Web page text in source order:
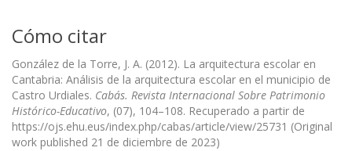
Cómo citar
González de la Torre, J. A. (2012). La arquitectura escolar en
Cantabria: Análisis de la arquitectura escolar en el municipio de
Castro Urdiales. Cabás. Revista Internacional Sobre Patrimonio
Histórico-Educativo, (07), 104–108. Recuperado a partir de
https://ojs.ehu.eus/index.php/cabas/article/view/25731 (Original
work published 21 de diciembre de 2023)